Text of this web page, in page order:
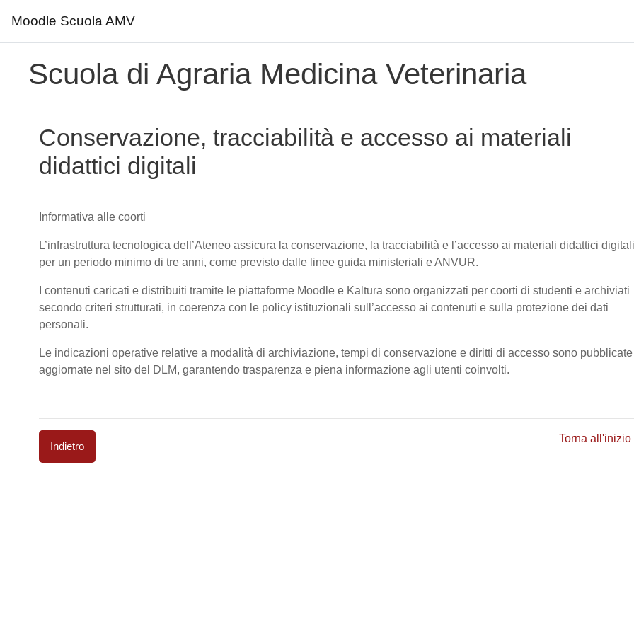
Moodle Scuola AMV
Scuola di Agraria Medicina Veterinaria
Conservazione, tracciabilità e accesso ai materiali
didattici digitali
Informativa alle coorti
L’infrastruttura tecnologica dell’Ateneo assicura la conservazione, la tracciabilità e l’accesso ai materiali didattici digitali
per un periodo minimo di tre anni, come previsto dalle linee guida ministeriali e ANVUR.
I contenuti caricati e distribuiti tramite le piattaforme Moodle e Kaltura sono organizzati per coorti di studenti e archiviati
secondo criteri strutturati, in coerenza con le policy istituzionali sull’accesso ai contenuti e sulla protezione dei dati
personali.
Le indicazioni operative relative a modalità di archiviazione, tempi di conservazione e diritti di accesso sono
aggiornate nel sito del DLM, garantendo trasparenza e piena informazione agli utenti coinvolti.
Indietro
Torna all'inizio